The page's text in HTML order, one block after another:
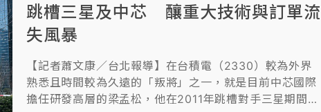
跳槽三星及中芯 釀重大技術與訂單流
失風暴
【記者蕭文康／台北報導】在台積電（2330）較為外界
熟悉且時間較為久遠的「叛將」之一，就是目前中芯國際
擔任研發高層的梁孟松，他在2011年跳槽對手三星期間遭